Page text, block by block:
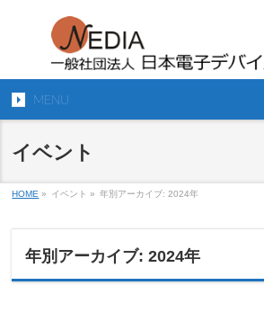
MENU
イベント
HOME » イベント » 年別アーカイブ: 2024年
年別アーカイブ: 2024年